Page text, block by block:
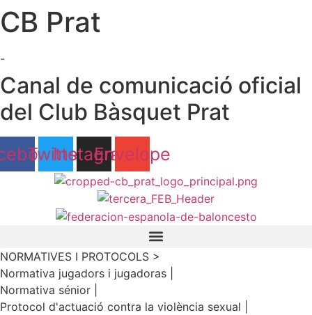
Ir
al
CB Prat
-
Canal de comunicació oficial
del Club Bàsquet Prat
Twitter
Instagram
Envelope
NORMATIVES I PROTOCOLS >
Normativa jugadors i jugadoras |
Normativa sénior |
Protocol d'actuació contra la violència sexual |